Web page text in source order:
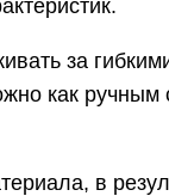
за
как ручным
в